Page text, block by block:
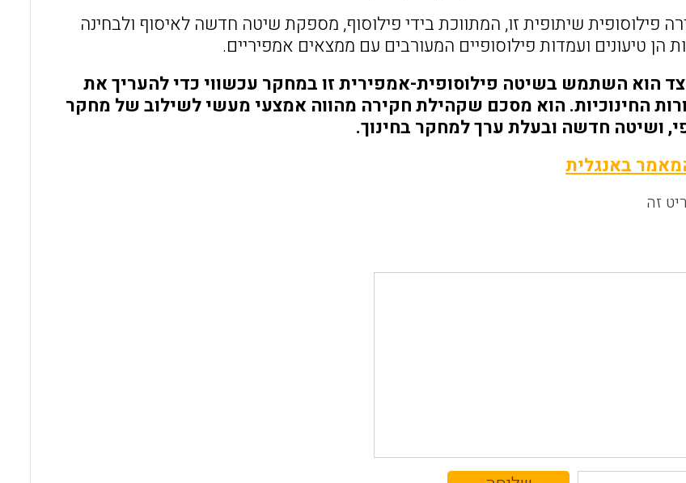
פילוסופית שיתופית זו, המתווכת בידי פילוסוף, מספקת שיטה חדשה לאיסוף ולבחינה
הן טיעונים ועמדות פילוסופיים המעורבים עם ממצאים אמפיריים.
הוא השתמש בשיטה פילוסופית-אמפירית זו במחקר עכשווי כדי להעריך את
החינוכיות. הוא מסכם שקהילת חקירה מהווה אמצעי מעשי לשילוב של מחקר
ושיטה חדשה ובעלת ערך למחקר בחינוך.
באנגלית
זה